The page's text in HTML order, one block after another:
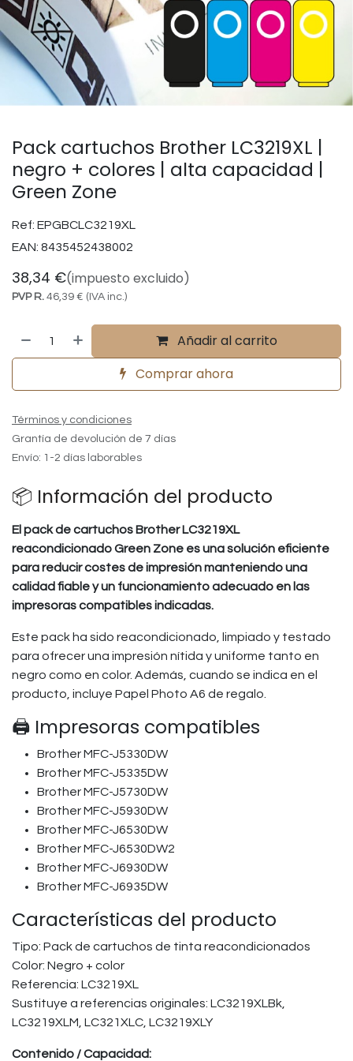
Pack cartuchos Brother LC3219XL |
negro + colores | alta capacidad |
Green Zone
Ref: EPGBCLC3219XL
EAN: 8435452438002
38,34 €(impuesto excluido)
PVP R. 46,39 € (IVA inc.)
Añadir al carrito
Comprar ahora
Términos y condiciones
Grantía de devolución de 7 días
Envío: 1-2 días laborables
📦 Información del producto
El pack de cartuchos Brother LC3219XL
reacondicionado Green Zone es una solución eficiente
para reducir costes de impresión manteniendo una
calidad fiable y un funcionamiento adecuado en las
impresoras compatibles indicadas.
Este pack ha sido reacondicionado, limpiado y testado
para ofrecer una impresión nítida y uniforme tanto en
negro como en color. Además, cuando se indica en el
producto, incluye Papel Photo A6 de regalo.
🖨️ Impresoras compatibles
Brother MFC-J5330DW
Brother MFC-J5335DW
Brother MFC-J5730DW
Brother MFC-J5930DW
Brother MFC-J6530DW
Brother MFC-J6530DW2
Brother MFC-J6930DW
Brother MFC-J6935DW
Características del producto
Tipo: Pack de cartuchos de tinta reacondicionados
Color: Negro + color
Referencia: LC3219XL
Sustituye a referencias originales: LC3219XLBk,
LC3219XLM, LC321XLC, LC3219XLY
Contenido / Capacidad: